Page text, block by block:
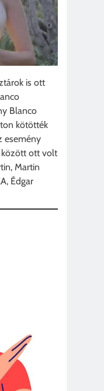
is ott
Blanco
kötötték
esemény
között ott volt
Martin
Édgar